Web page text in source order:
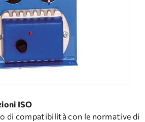
ISO
di compatibilità con le normative di